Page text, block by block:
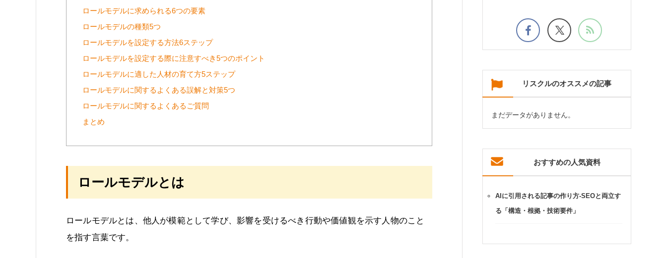
ロールモデルに求められる6つの要素
ロールモデルの種類5つ
ロールモデルを設定する方法6ステップ
ロールモデルを設定する際に注意すべき5つのポイント
ロールモデルに適した人材の育て方5ステップ
ロールモデルに関するよくある誤解と対策5つ
ロールモデルに関するよくあるご質問
まとめ
ロールモデルとは
ロールモデルとは、他人が模範として学び、影響を受けるべき行動や価値観を示す人物のこと
を指す言葉です。
リスクルのオススメの記事
まだデータがありません。
おすすめの人気資料
AIに引用される記事の作り方-SEOと両立す
る「構造・根拠・技術要件」